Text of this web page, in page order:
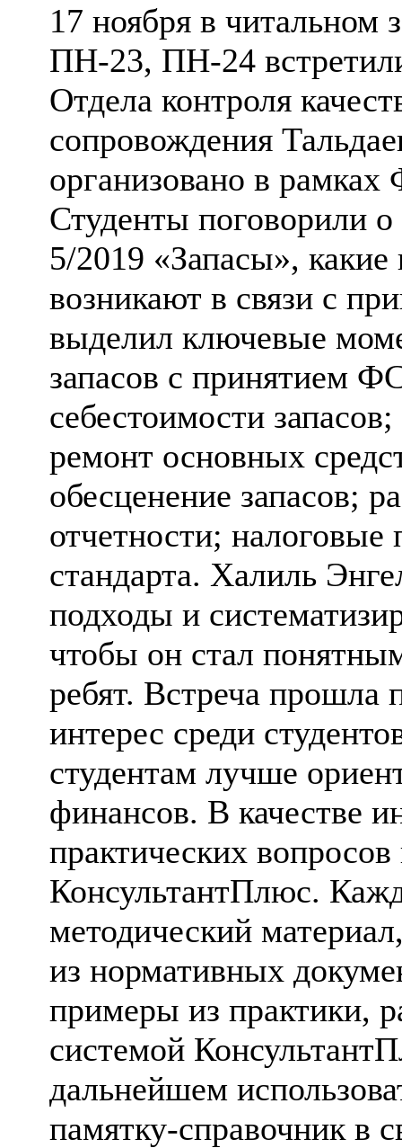
17 ноября в читальном
ПН-23, ПН-24
Отдела контроля
сопровождения
организовано в
Студенты поговорили
5/2019 «Запасы», какие
возникают в связи с
выделил ключевые
запасов с принятием
себестоимости
ремонт основных
обесценение запасов;
отчетности; налоговые
стандарта. Халиль
подходы и
чтобы он стал
ребят. Встреча прошла
интерес среди
студентам лучше
финансов. В качестве
практических вопросов
КонсультантПлюс.
методический
из нормативных
примеры из практики,
системой
дальнейшем
памятку-справочник в